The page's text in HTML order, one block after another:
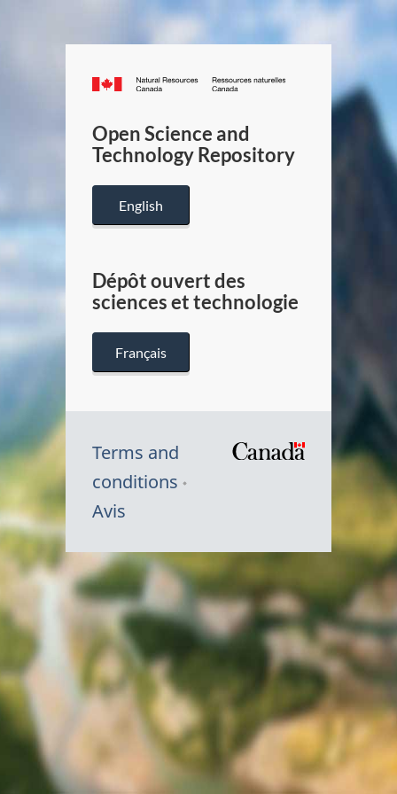
Canada.ca
/
Canada
Open Science and
Technology Repository
English
Dépôt ouvert des
sciences et technologie
Français
Terms and
conditions
Avis
Canada